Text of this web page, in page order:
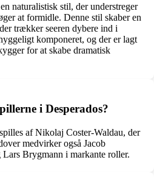
naturalistisk stil, der understreger
at formidle. Denne stil skaber en
trækker seeren dybere ind i
komponeret, og der er lagt
for at skabe dramatisk
i Desperados?
af Nikolaj Coster-Waldau, der
medvirker også Jacob
Brygmann i markante roller.